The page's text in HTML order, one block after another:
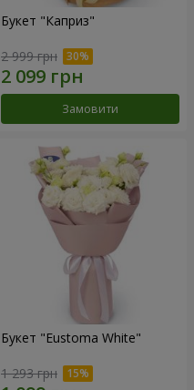
Букет "Каприз"
2 999 грн
Замовити
Букет "Eustoma White"
1 293 грн